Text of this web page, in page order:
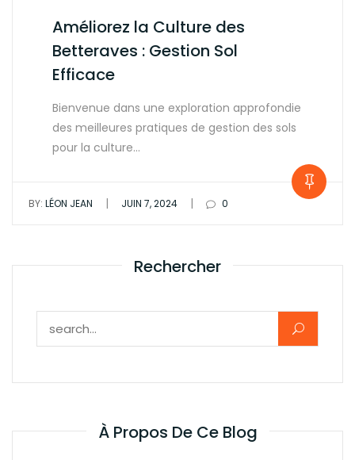
Améliorez la Culture des
Betteraves : Gestion Sol
Efficace
Bienvenue dans une exploration approfondie
des meilleures pratiques de gestion des sols
pour la culture…
BY: LÉON JEAN | JUIN 7, 2024 | 0
Rechercher
À Propos De Ce Blog